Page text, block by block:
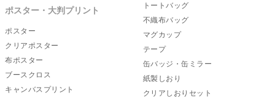
ポスター・大判プリント
ポスター
クリアポスター
布ポスター
ブースクロス
キャンバスプリント
トートバッグ
不織布バッグ
マグカップ
テープ
缶バッジ・缶ミラー
紙製しおり
クリアしおりセット